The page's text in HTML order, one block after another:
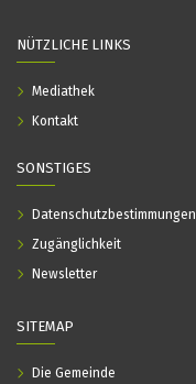
SITEMAP
Die Gemeinde
NÜTZLICHE LINKS
Mediathek
Kontakt
SONSTIGES
Datenschutzbestimmungen
Zugänglichkeit
Newsletter